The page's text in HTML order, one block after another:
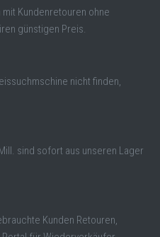
Kundenretouren ohne
günstigen Preis.
nicht finden,
sind sofort aus unseren Lager
Kunden Retouren,